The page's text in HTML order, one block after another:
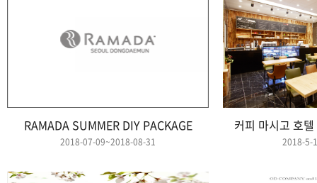
RAMADA SUMMER DIY PACKAGE
2018-07-09~2018-08-31
커피 마시고 호
2018-5-